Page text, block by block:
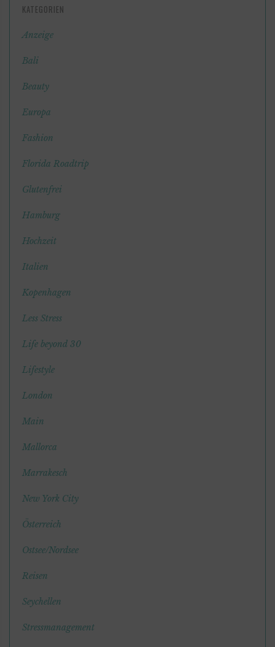
KATEGORIEN
Anzeige
Bali
Beauty
Europa
Fashion
Florida Roadtrip
Glutenfrei
Hamburg
Hochzeit
Italien
Kopenhagen
Less Stress
Life beyond 30
Lifestyle
London
Main
Mallorca
Marrakesch
New York City
Österreich
Ostsee/Nordsee
Reisen
Seychellen
Stressmanagement